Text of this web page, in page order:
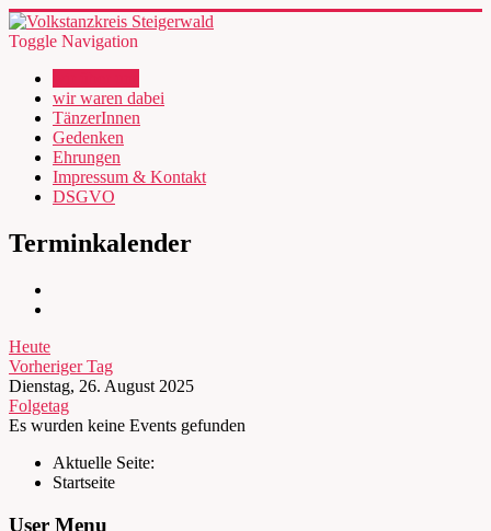
Toggle Navigation
wir waren dabei
TänzerInnen
Gedenken
Ehrungen
Impressum & Kontakt
DSGVO
Terminkalender
Heute
Vorheriger Tag
Dienstag, 26. August 2025
Folgetag
Es wurden keine Events gefunden
Aktuelle Seite:
Startseite
User Menu